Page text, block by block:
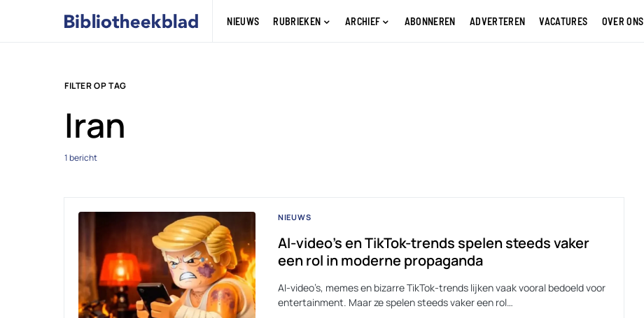
NIEUWS RUBRIEKEN ARCHIEF ABONNEREN ADVERTEREN VACATURES OVER ONS
FILTER OP TAG
Iran
1 bericht
NIEUWS
AI-video’s en TikTok-trends spelen steeds vaker
een rol in moderne propaganda
AI-video’s, memes en bizarre TikTok-trends lijken vaak vooral bedoeld voor
entertainment. Maar ze spelen steeds vaker een rol…